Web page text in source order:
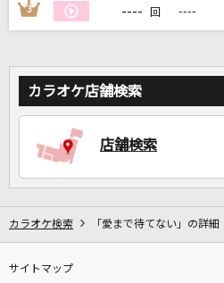
家族や友達と一緒に
3 ---- 回 ----
カラオケ店舗検索
店舗検索
カラオケ検索 「愛まで待てない」の詳細
サイトマップ